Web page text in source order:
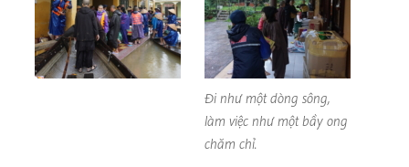
Đi như một dòng sông,
làm việc như một bầy ong
chăm chỉ.